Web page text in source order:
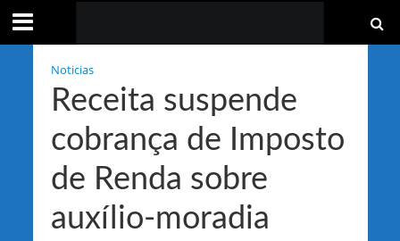
Noticias
Receita suspende
cobrança de Imposto
de Renda sobre
auxílio-moradia